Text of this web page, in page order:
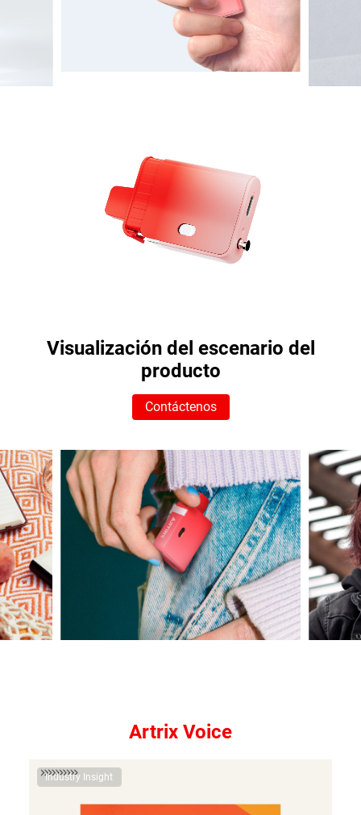
Visualización del escenario del
producto
Contáctenos
Artrix Voice
Industry Insight